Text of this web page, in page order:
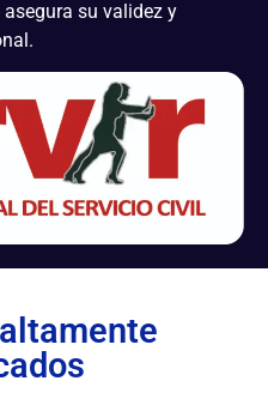
asegura su validez y